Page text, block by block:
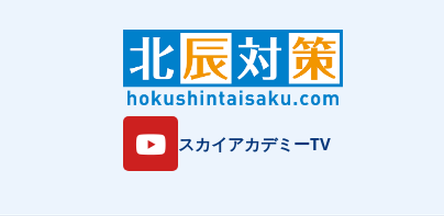
スカイアカデミーTV